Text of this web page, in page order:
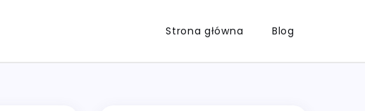
Strona główna Blog